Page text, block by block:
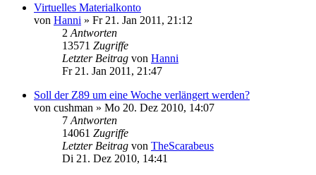
Virtuelles Materialkonto
von Hanni » Fr 21. Jan 2011, 21:12
2 Antworten
13571 Zugriffe
Letzter Beitrag von Hanni
Fr 21. Jan 2011, 21:47
Soll der Z89 um eine Woche verlängert werden?
von cushman » Mo 20. Dez 2010, 14:07
7 Antworten
14061 Zugriffe
Letzter Beitrag von TheScarabeus
Di 21. Dez 2010, 14:41